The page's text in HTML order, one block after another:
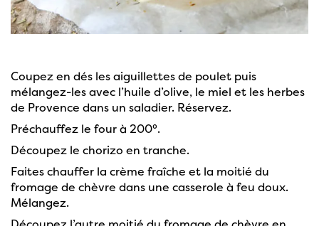
Coupez en dés les aiguillettes de poulet puis
mélangez-les avec l’huile d’olive, le miel et les herbes
de Provence dans un saladier. Réservez.
Préchauffez le four à 200°.
Découpez le chorizo en tranche.
Faites chauffer la crème fraîche et la moitié du
fromage de chèvre dans une casserole à feu doux.
Mélangez.